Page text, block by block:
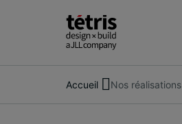
Accueil Nos réalisations